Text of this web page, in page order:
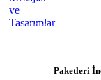
Hosting
$0.92/ay'dan
Paketleri